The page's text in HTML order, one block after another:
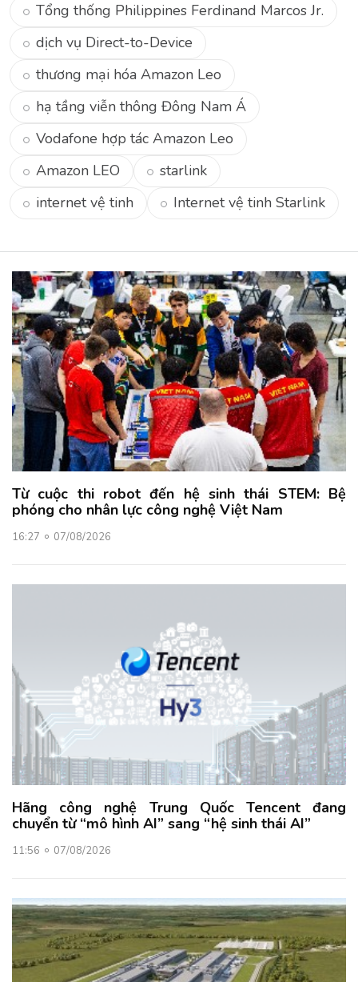
Tổng thống Philippines Ferdinand Marcos Jr.
dịch vụ Direct-to-Device
thương mại hóa Amazon Leo
hạ tầng viễn thông Đông Nam Á
Vodafone hợp tác Amazon Leo
Amazon LEO
starlink
internet vệ tinh
Internet vệ tinh Starlink
Từ cuộc thi robot đến hệ sinh thái STEM: Bệ
phóng cho nhân lực công nghệ Việt Nam
16:27 07/08/2026
Hãng công nghệ Trung Quốc Tencent đang
chuyển từ “mô hình AI” sang “hệ sinh thái AI”
11:56 07/08/2026